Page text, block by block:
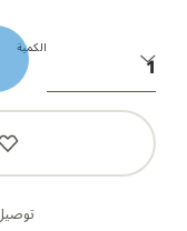
الكمية